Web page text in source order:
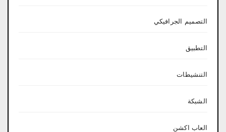
التصميم الجرافيكي
التطبيق
التنشيطات
الشبكة
العاب اكشن